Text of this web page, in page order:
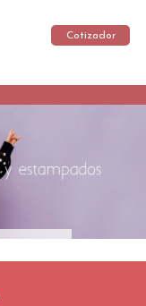
Cotizador